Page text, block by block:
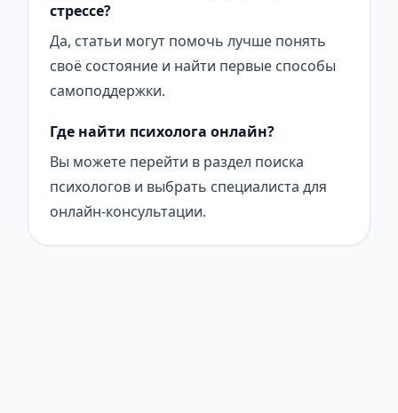
стрессе?
Да, статьи могут помочь лучше понять
своё состояние и найти первые способы
самоподдержки.
Где найти психолога онлайн?
Вы можете перейти в раздел поиска
психологов и выбрать специалиста для
онлайн-консультации.